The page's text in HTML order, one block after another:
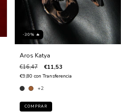
-30% 🔥
Aros Katya
€16,47 €11,53
€9,80 con Transferencia
+2
COMPRAR